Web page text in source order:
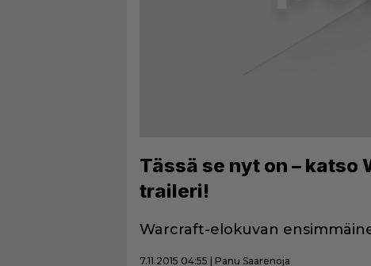
Tässä se nyt on –
traileri!
Warcraft-elokuvan
7.11.2015 04:55 | Panu Saarenoja